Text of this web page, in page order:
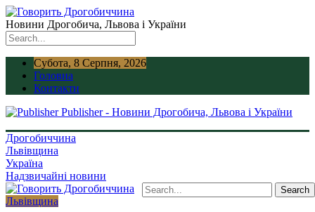
Новини Дрогобича, Львова і України
Субота, 8 Серпня, 2026
Головна
Контакти
Publisher - Новини Дрогобича, Львова і України
Дрогобиччина
Львівщина
Україна
Надзвичайні новини
Львівщина